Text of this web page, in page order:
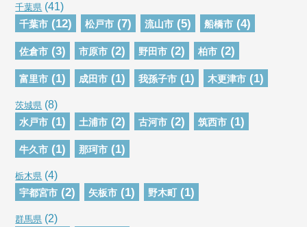
千葉県 (41)
千葉市 (12) 松戸市 (7) 流山市 (5) 船橋市 (4)
佐倉市 (3) 市原市 (2) 野田市 (2) 柏市 (2)
富里市 (1) 成田市 (1) 我孫子市 (1) 木更津市 (1)
茨城県 (8)
水戸市 (1) 土浦市 (2) 古河市 (2) 筑西市 (1)
牛久市 (1) 那珂市 (1)
栃木県 (4)
宇都宮市 (2) 矢板市 (1) 野木町 (1)
群馬県 (2)